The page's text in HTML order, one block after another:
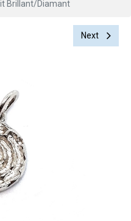
Brillant/Diamant
Next